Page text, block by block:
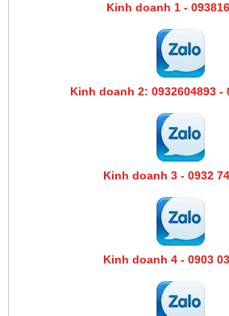
Kinh doanh 1 -
Kinh doanh 2: 0932604893 -
Kinh doanh 3 - 0932
Kinh doanh 4 - 0903